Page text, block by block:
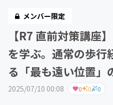
メンバー限定
【R7 直前対策講座
を学ぶ。通常の歩行
る「最も遠い位置」
2025/07/10 00:08 0 0 0